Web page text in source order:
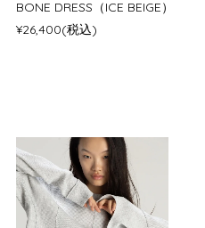
BONE DRESS（ICE BEIGE）
¥26,400(税込)